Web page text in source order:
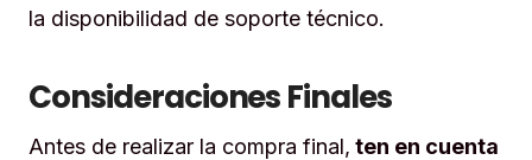
la disponibilidad de soporte técnico.
Consideraciones Finales
Antes de realizar la compra final, ten en cuenta